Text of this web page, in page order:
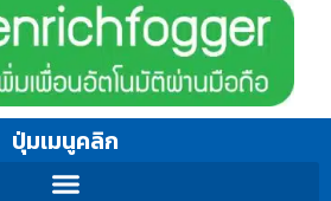
ปุ่มเมนูคลิก